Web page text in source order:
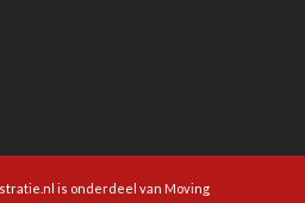
is onderdeel van Moving